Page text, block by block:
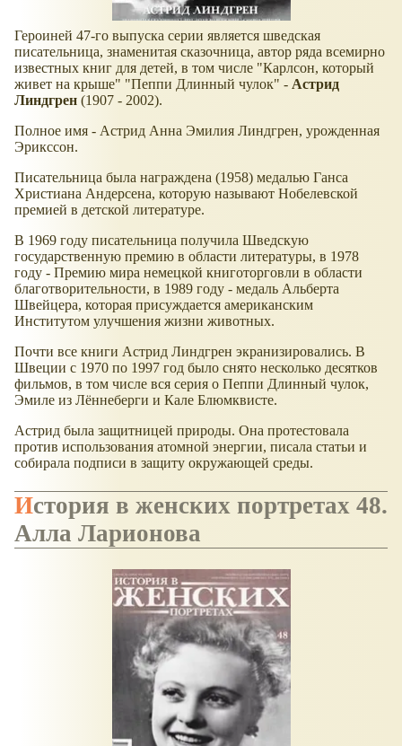
Героиней 47-го выпуска серии является шведская
писательница, знаменитая сказочница, автор ряда всемирно
известных книг для детей, в том числе "Карлсон, который
живет на крыше" "Пеппи Длинный чулок" - Астрид
Линдгрен (1907 - 2002).
Полное имя - Астрид Анна Эмилия Линдгрен, урожденная
Эрикссон.
Писательница была награждена (1958) медалью Ганса
Христиана Андерсена, которую называют Нобелевской
премией в детской литературе.
В 1969 году писательница получила Шведскую
государственную премию в области литературы, в 1978
году - Премию мира немецкой книготорговли в области
благотворительности, в 1989 году - медаль Альберта
Швейцера, которая присуждается американским
Институтом улучшения жизни животных.
Почти все книги Астрид Линдгрен экранизировались. В
Швеции с 1970 по 1997 год было снято несколько десятков
фильмов, в том числе вся серия о Пеппи Длинный чулок,
Эмиле из Лённеберги и Кале Блюмквисте.
Астрид была защитницей природы. Она протестовала
против использования атомной энергии, писала статьи и
собирала подписи в защиту окружающей среды.
История в женских портретах 48.
Алла Ларионова